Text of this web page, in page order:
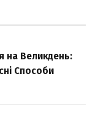
на Великдень:
Способи